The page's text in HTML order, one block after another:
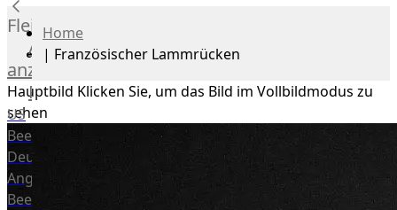
Fleisch
Alle
anzeigen
Rind
US
Beef
Deutsches
Angus
Beef
Home
| Französischer Lammrücken
Hauptbild Klicken Sie, um das Bild im Vollbildmodus zu
sehen